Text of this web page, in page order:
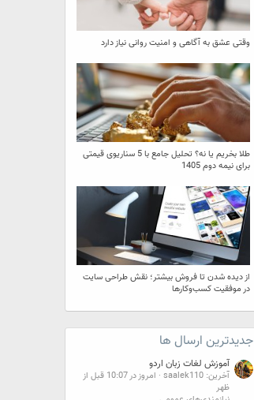
وقتی عشق به آگاهی و امنیت روانی نیاز دارد
طلا بخریم یا نه؟ تحلیل جامع با 5 سناریوی قیمتی
برای نیمه دوم 1405
از دیده شدن تا فروش بیشتر؛ نقش طراحی سایت
در موفقیت کسب‌وکارها
جدیدترین ارسال ها
آموزش لغات زبان اردو
آخرین: saalek110
امروز در 10:07 قبل از
ظهر